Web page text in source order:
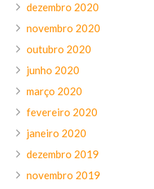
dezembro 2020
novembro 2020
outubro 2020
junho 2020
março 2020
fevereiro 2020
janeiro 2020
dezembro 2019
novembro 2019